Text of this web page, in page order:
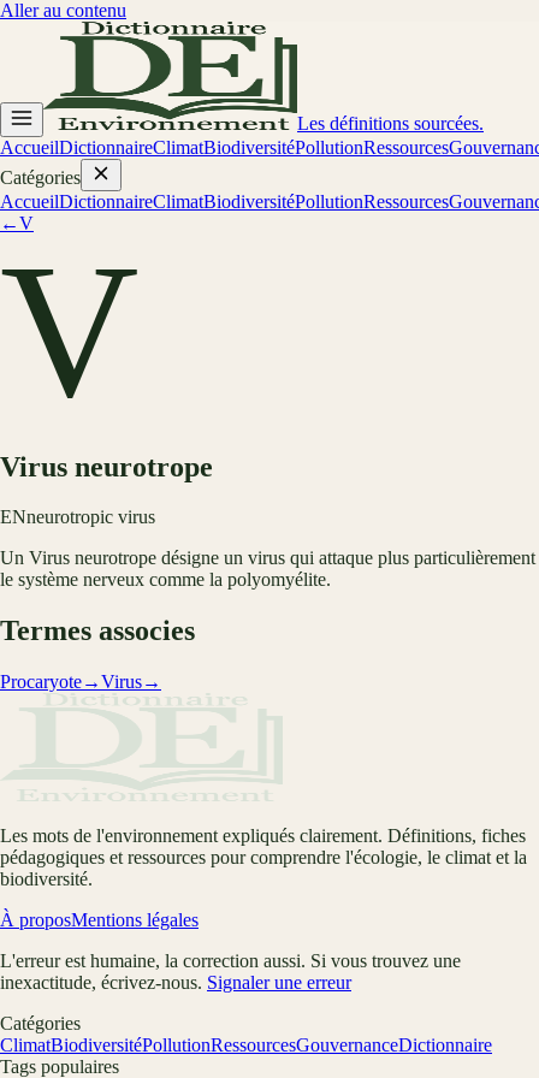
Aller au contenu
Les définitions sourcées.
AccueilDictionnaireClimatBiodiversitéPollutionRessources
Catégories
AccueilDictionnaireClimatBiodiversitéPollutionRessources
←V
V
Virus neurotrope
ENneurotropic virus
Un Virus neurotrope désigne un virus qui attaque plus particulièrement
le système nerveux comme la polyomyélite.
Termes associes
Procaryote→Virus→
Les mots de l'environnement expliqués clairement. Définitions, fiches
pédagogiques et ressources pour comprendre l'écologie, le climat et la
biodiversité.
À proposMentions légales
L'erreur est humaine, la correction aussi. Si vous trouvez une
inexactitude, écrivez-nous. Signaler une erreur
Catégories
ClimatBiodiversitéPollutionRessourcesGouvernanceDictionnaire
Tags populaires